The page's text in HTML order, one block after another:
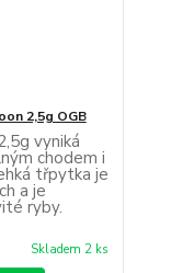
2,5g OGB
vyniká
chodem i
třpytka je
a je
ryby.
Skladem 2 ks